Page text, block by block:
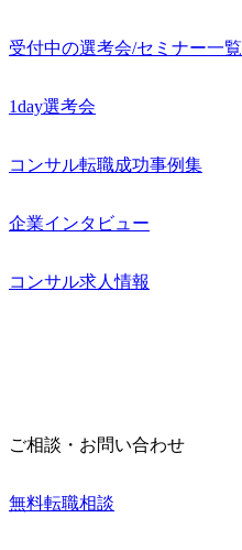
受付中の選考会/セミナー一覧
1day選考会
コンサル転職成功事例集
企業インタビュー
コンサル求人情報
ご相談・お問い合わせ
無料転職相談